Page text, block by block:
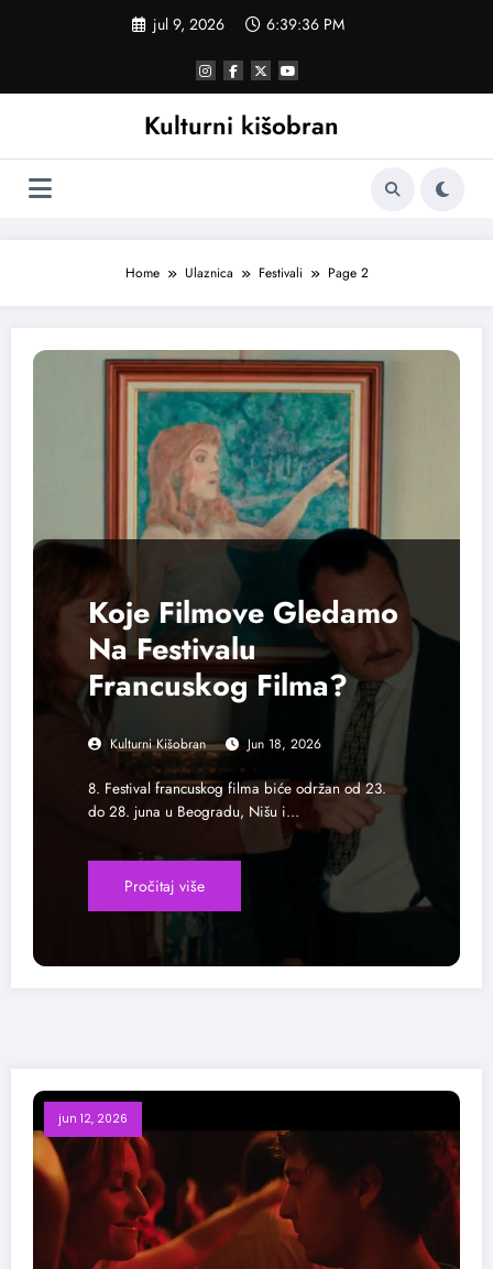
jul 9, 2026 6:39:37 PM
Kulturni kišobran
Home Ulaznica Festivali Page 2
Koje Filmove Gledamo
Na Festivalu
Francuskog Filma?
Kulturni Kišobran Jun 18, 2026
8. Festival francuskog filma biće održan od 23.
do 28. juna u Beogradu, Nišu i…
jun 12, 2026